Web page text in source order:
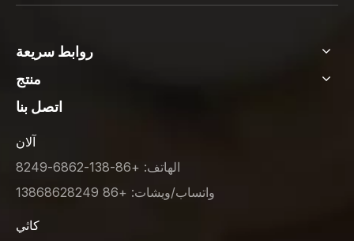
روابط سريعة
منتج
اتصل بنا
آلان
الهاتف: +86-138-6862-8249
واتساب/ويشات: +86 13868628249
كاثي